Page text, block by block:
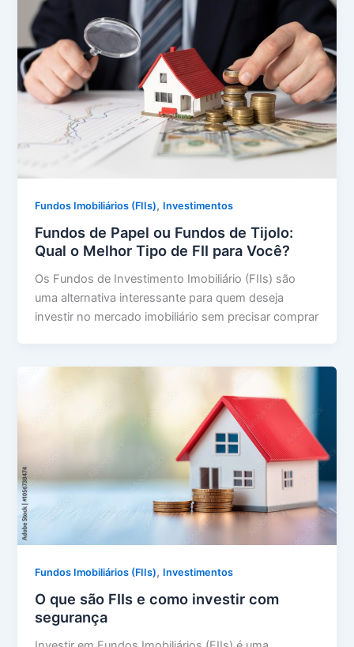
Fundos Imobiliários (FIIs), Investimentos
Fundos de Papel ou Fundos de Tijolo:
Qual o Melhor Tipo de FII para Você?
Os Fundos de Investimento Imobiliário (FIIs) são
uma alternativa interessante para quem deseja
investir no mercado imobiliário sem precisar comprar
Fundos Imobiliários (FIIs), Investimentos
O que são FIIs e como investir com
segurança